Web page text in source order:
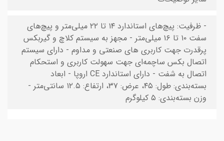
- ظرفیت: پیچ‌های استاندارد ۱۴ تا ۲۲ میلی‌متر و پیچ‌های
سفت ۱۰ تا ۱۶ میلی‌متر - مجهز به سیستم کلاچ و گیربکس
پرقدرت جهت کاربری های صنعتی و مداوم - دارای سیستم
اتصال بکس ساچمه‌ای جهت سهولت کاربری و استحکام
اتصال به شفت - دارای استاندارد CE اروپا - ابعاد
بسته‌بندی: طول: ۴۵، عرض: ۳۷، ارتفاع: ۱۲.۵ سانتی‌متر -
وزن بسته‌بندی: ۵ کیلوگرم